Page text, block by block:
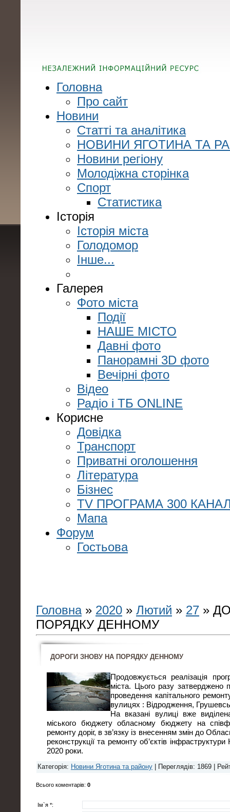
Головна
Про сайт
Новини
Статті та аналітика
НОВИНИ ЯГОТИНА ТА
Новини регіону
Молодіжна сторінка
Спорт
Статистика
Історія
Історія міста
Голодомор
Інше...
Галерея
Фото міста
Події
НАШЕ МІСТО
Давні фото
Панорамні 3D фото
Вечірні фото
Відео
Радіо і ТБ ONLINE
Корисне
Довідка
Транспорт
Приватні оголошення
Література
Бізнес
TV ПРОГРАМА 300
Мапа
Форум
Гостьова
Головна» 2020 » Лютий » 27 »
ПОРЯДКУ ДЕННОМУ
ДОРОГИ ЗНОВУ НА ПОРЯДКУ ДЕННОМУ
Продовжується реалізація
міста. Цього разу затверджено
проведення капітального
вулицях : Відродження,
На вказані вулиці вже
міського бюджету обласному бюджету на
ремонту доріг, в зв’язку із внесенням змін до
реконструкції та ремонту об’єктів
2020 роки.
Категорія: Новини Яготина та району Переглядів: 1869 |
Всього коментарів: 0
Ім`я *: